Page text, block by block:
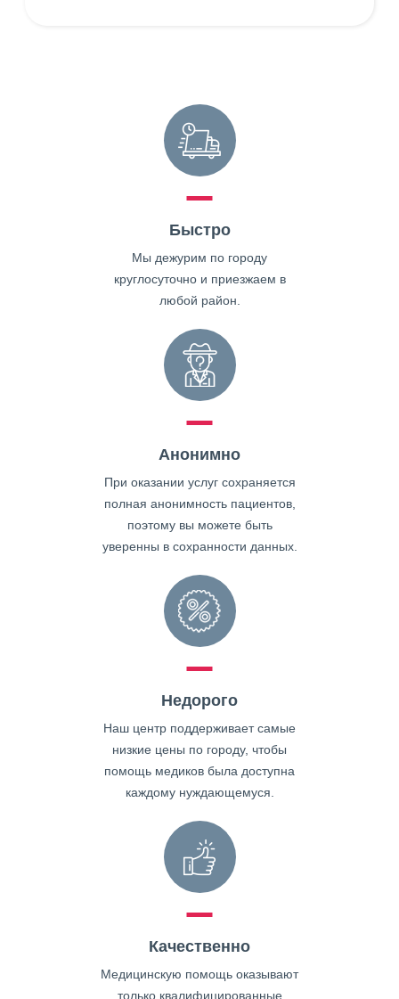
Быстро
Мы дежурим по городу
круглосуточно и приезжаем в
любой район.
Анонимно
При оказании услуг сохраняется
полная анонимность пациентов,
поэтому вы можете быть
уверенны в сохранности данных.
Недорого
Наш центр поддерживает самые
низкие цены по городу, чтобы
помощь медиков была доступна
каждому нуждающемуся.
Качественно
Медицинскую помощь оказывают
только квалифицированные